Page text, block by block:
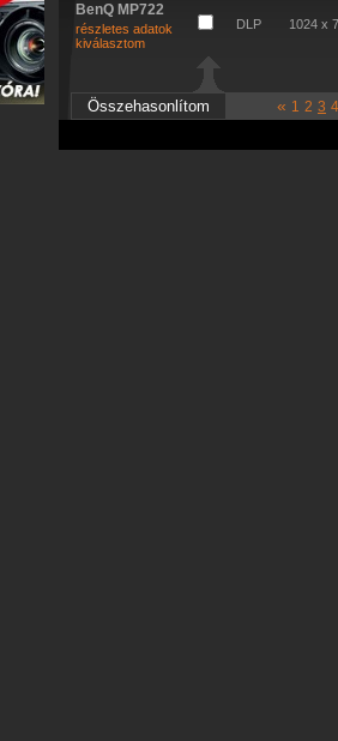
BenQ MP722
részletes adatok
kiválasztom
DLP 1024 x
« 1 2 3 4